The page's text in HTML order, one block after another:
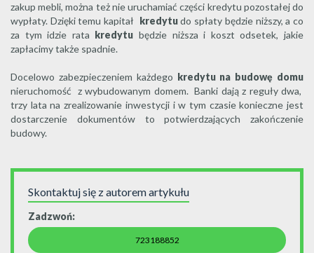
zakup mebli, można też nie uruchamiać części kredytu pozostałej do
wypłaty. Dzięki temu kapitał kredytudo spłaty będzie niższy, a co
za tym idzie rata kredytubędzie niższa i koszt odsetek, jakie
zapłacimy także spadnie.
Docelowo zabezpieczeniem każdego kredytu na budowę domu
nieruchomość z wybudowanym domem. Banki dają z reguły dwa,
trzy lata na zrealizowanie inwestycji i w tym czasie konieczne jest
dostarczenie dokumentów to potwierdzających zakończenie
budowy.
Skontaktuj się z autorem artykułu
Zadzwoń:
723188852